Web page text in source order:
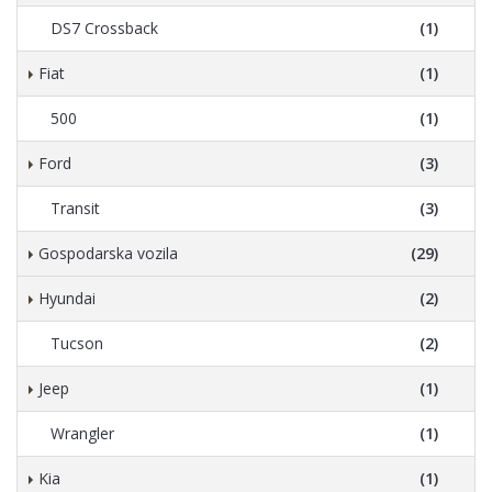
DS7 Crossback (1)
Fiat (1)
500 (1)
Ford (3)
Transit (3)
Gospodarska vozila (29)
Hyundai (2)
Tucson (2)
Jeep (1)
Wrangler (1)
Kia (1)